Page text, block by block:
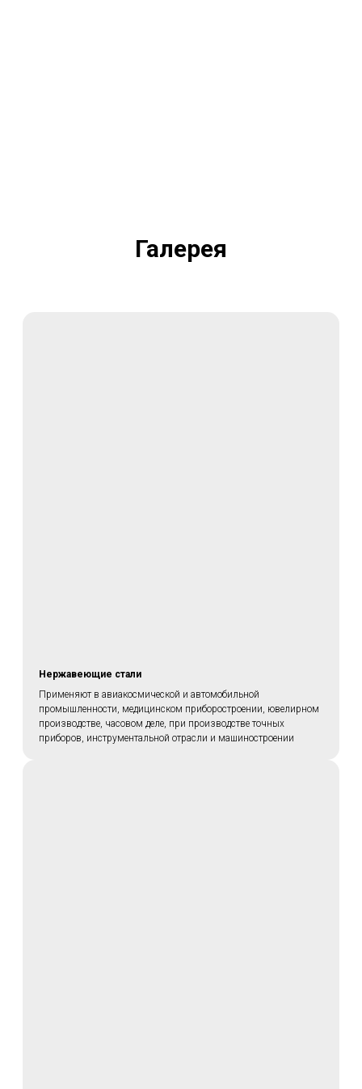
Галерея
Нержавеющие стали
Применяют в авиакосмической и автомобильной
промышленности, медицинском приборостроении, ювелирном
производстве, часовом деле, при производстве точных
приборов, инструментальной отрасли и машиностроении